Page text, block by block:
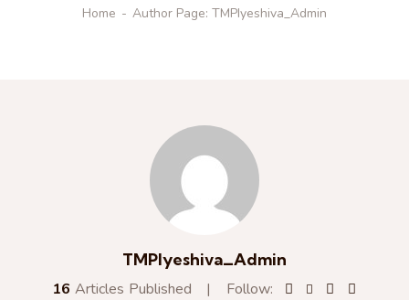
Home Author Page: TMPIyeshiva_Admin
TMPIyeshiva_Admin
16 Articles Published Follow: